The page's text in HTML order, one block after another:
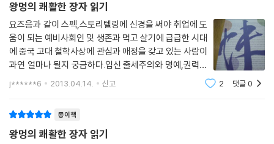
왕멍의 쾌활한 장자 읽기
요즈음과 같이 스펙,스토리텔링에 신경을 써야 취업에 도
움이 되는 예비사회인 및 생존과 먹고 살기에 급급한 시대
에 중국 고대 철학사상에 관심과 애정을 갖고 있는 사람이
과연 얼마나 될지 궁금하다.입신 출세주의와 명예,권력이
우선이고 존중받는 세태이다 보니 대부분이 무엇이 되고
자 하는 문제에만 급급하고 어떻게 살아가야 할 것인가에
j******6 2013.04.14. 신고 2 댓글0
종이책
왕멍의 쾌활한 장자 읽기